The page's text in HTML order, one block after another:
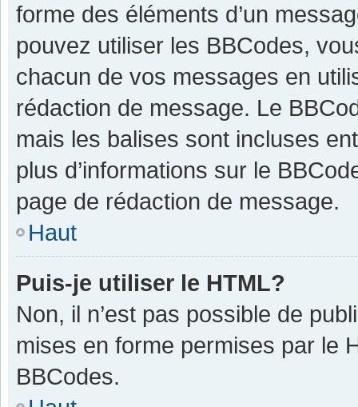
forme des éléments d’un
pouvez utiliser les BBCodes,
chacun de vos messages en
rédaction de message. Le
mais les balises sont incluses
plus d’informations sur le
page de rédaction de message.
Haut
Puis-je utiliser le HTML?
Non, il n’est pas possible de
mises en forme permises par le
BBCodes.